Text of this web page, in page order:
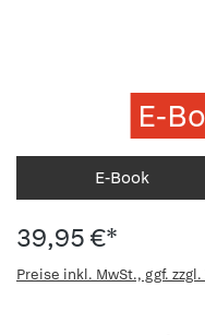
E-
E-Book
39,95 €*
Preise inkl. MwSt., ggf.